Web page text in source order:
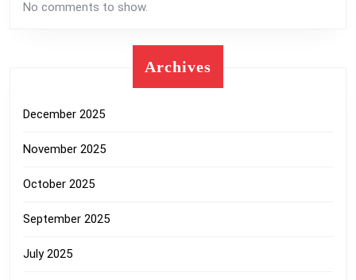
No comments to show.
Archives
December 2025
November 2025
October 2025
September 2025
July 2025